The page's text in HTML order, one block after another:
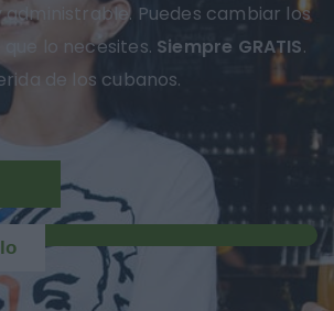
administrable. Puedes cambiar los
lo necesites. Siempre GRATIS.
de los cubanos.